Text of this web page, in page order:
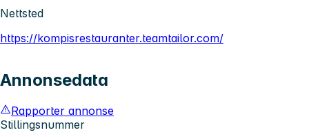
Nettsted
https://kompisrestauranter.teamtailor.com/
Annonsedata
Rapporter annonse
Stillingsnummer